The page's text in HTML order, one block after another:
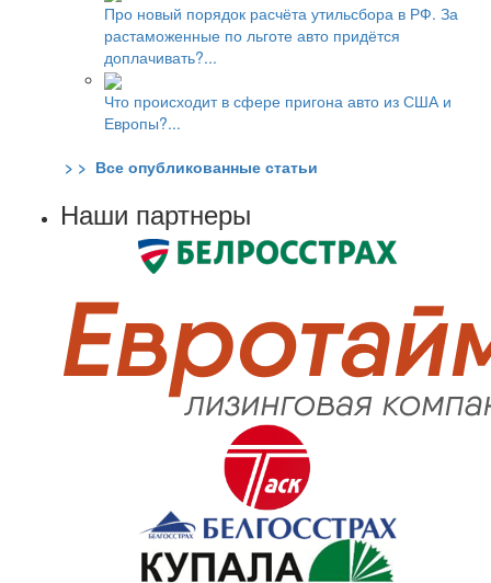
Про новый порядок расчёта утильсбора в РФ. За
растаможенные по льготе авто придётся
доплачивать?...
Что происходит в сфере пригона авто из США и
Европы?...
> > Все опубликованные статьи
Наши партнеры